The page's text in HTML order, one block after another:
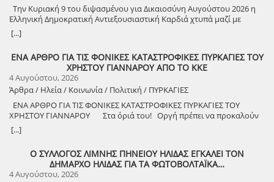
Την Κυριακή 9 του διψασμένου για Δικαιοσύνη Αυγούστου 2026 η
Ελληνική Δημοκρατική Αντιεξουσιαστική Καρδιά χτυπά μαζί με
ΟΛΟΥΣ τους Συναγωνιστές για την Παλαιστίνη μέρα Μνήμης και
Αγώνα!
[...]
ΕΝΑ ΑΡΘΡΟ ΓΙΑ ΤΙΣ ΦΟΝΙΚΕΣ ΚΑΤΑΣΤΡΟΦΙΚΕΣ ΠΥΡΚΑΓΙΕΣ ΤΟΥ
ΧΡΗΣΤΟΥ ΓΙΑΝΝΑΡΟΥ ΑΠΟ ΤΟ ΚΚΕ
4 Αυγούστου, 2026
Άρθρα / Ηλεία / Κοινωνία / Πολιτική / ΠΥΡΚΑΓΙΕΣ
ΕΝΑ ΑΡΘΡΟ ΓΙΑ ΤΙΣ ΦΟΝΙΚΕΣ ΚΑΤΑΣΤΡΟΦΙΚΕΣ ΠΥΡΚΑΓΙΕΣ ΤΟΥ
ΧΡΗΣΤΟΥ ΓΙΑΝΝΑΡΟΥ Στα όριά του! Οργή πρέπει να προκαλούν
τα αναμασήματα του πρωθυπουργού και κυβερνητικών στελεχών,
που παίζουν την κασέτα της «κλιματικής αλλαγής» και της ατομικής
Αποκορύφωμα ήταν η δήλωση του υπουργού Πολιτικής Προστασίας,
ότι ο κρατικός μηχανισμός έχει φτάσει «στα όριά του», όταν πριν από
λίγους μήνες, η κυβέρνηση πανηγύριζε ότι η αντιπυρική περίοδος
[...]
Ο ΣΥΛΛΟΓΟΣ ΛΙΜΝΗΣ ΠΗΝΕΙΟΥ ΗΛΙΔΑΣ ΕΓΚΑΛΕΙ ΤΟΝ
ΔΗΜΑΡΧΟ ΗΛΙΔΑΣ ΓΙΑ ΤΑ ΦΩΤΟΒΟΛΤΑΪΚΑ…
4 Αυγούστου, 2026